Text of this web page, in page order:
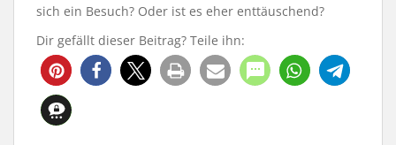
sich ein Besuch? Oder ist es eher enttäuschend?
Dir gefällt dieser Beitrag? Teile ihn: